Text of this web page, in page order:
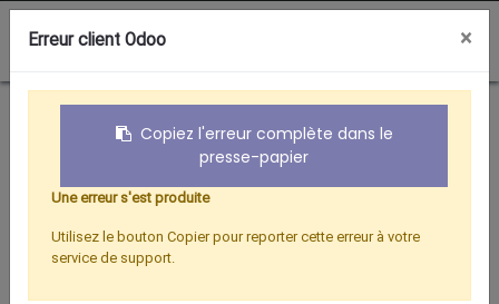
0
Boutique KIT DE MONTAGE POUR FICHE "F"
Erreur client Odoo ×
Copiez l'erreur complète dans le
presse-papier
Une erreur s'est produite
Utilisez le bouton Copier pour reporter cette erreur à votre
service de support.